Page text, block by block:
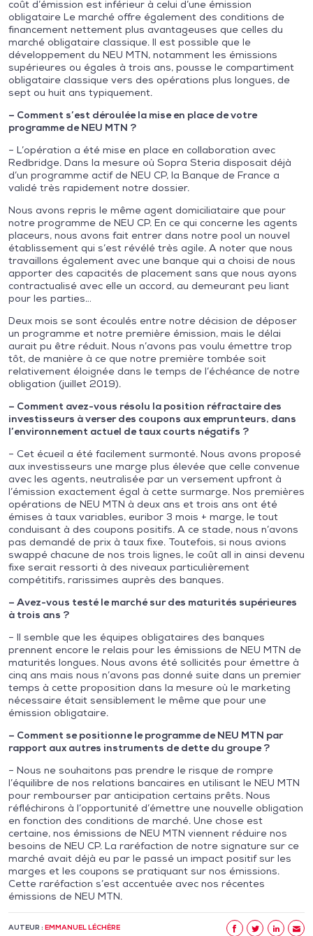
coût d’émission est inférieur à celui d’une émission
obligataire Le marché offre également des conditions de
financement nettement plus avantageuses que celles du
marché obligataire classique. Il est possible que le
développement du NEU MTN, notamment les émissions
supérieures ou égales à trois ans, pousse le compartiment
obligataire classique vers des opérations plus longues, de
sept ou huit ans typiquement.
– Comment s’est déroulée la mise en place de votre
programme de NEU MTN ?
– L’opération a été mise en place en collaboration avec
Redbridge. Dans la mesure où Sopra Steria disposait déjà
d’un programme actif de NEU CP, la Banque de France a
validé très rapidement notre dossier.
Nous avons repris le même agent domiciliataire que pour
notre programme de NEU CP. En ce qui concerne les agents
placeurs, nous avons fait entrer dans notre pool un nouvel
établissement qui s’est révélé très agile. A noter que nous
travaillons également avec une banque qui a choisi de nous
apporter des capacités de placement sans que nous ayons
contractualisé avec elle un accord, au demeurant peu liant
pour les parties…
Deux mois se sont écoulés entre notre décision de déposer
un programme et notre première émission, mais le délai
aurait pu être réduit. Nous n’avons pas voulu émettre trop
tôt, de manière à ce que notre première tombée soit
relativement éloignée dans le temps de l’échéance de notre
obligation (juillet 2019).
– Comment avez-vous résolu la position réfractaire des
investisseurs à verser des coupons aux emprunteurs, dans
l’environnement actuel de taux courts négatifs ?
– Cet écueil a été facilement surmonté. Nous avons proposé
aux investisseurs une marge plus élevée que celle convenue
avec les agents, neutralisée par un versement upfront à
l’émission exactement égal à cette surmarge. Nos premières
opérations de NEU MTN à deux ans et trois ans ont été
émises à taux variables, euribor 3 mois + marge, le tout
conduisant à des coupons positifs. A ce stade, nous n’avons
pas demandé de prix à taux fixe. Toutefois, si nous avions
swappé chacune de nos trois lignes, le coût all in ainsi devenu
fixe serait ressorti à des niveaux particulièrement
compétitifs, rarissimes auprès des banques.
– Avez-vous testé le marché sur des maturités supérieures
à trois ans ?
– Il semble que les équipes obligataires des banques
prennent encore le relais pour les émissions de NEU MTN de
maturités longues. Nous avons été sollicités pour émettre à
cinq ans mais nous n’avons pas donné suite dans un premier
temps à cette proposition dans la mesure où le marketing
nécessaire était sensiblement le même que pour une
émission obligataire.
– Comment se positionne le programme de NEU MTN par
rapport aux autres instruments de dette du groupe ?
– Nous ne souhaitons pas prendre le risque de rompre
l’équilibre de nos relations bancaires en utilisant le NEU MTN
pour rembourser par anticipation certains prêts. Nous
réfléchirons à l’opportunité d’émettre une nouvelle obligation
en fonction des conditions de marché. Une chose est
certaine, nos émissions de NEU MTN viennent réduire nos
besoins de NEU CP. La raréfaction de notre signature sur ce
marché avait déjà eu par le passé un impact positif sur les
marges et les coupons se pratiquant sur nos émissions.
Cette raréfaction s’est accentuée avec nos récentes
émissions de NEU MTN.
AUTEUR : EMMANUEL LÉCHÈRE